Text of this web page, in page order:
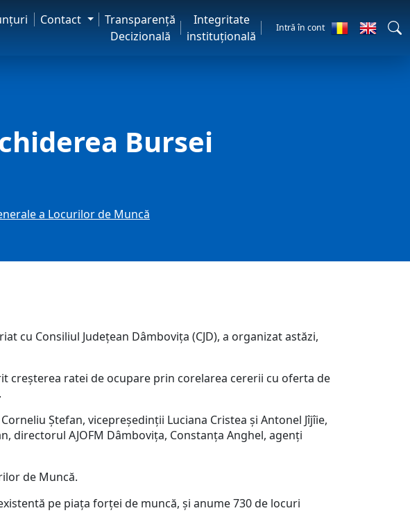
Contact
Transparență
Decizională
Integritate
instituțională
Intră în cont
Bursei
a Locurilor de Muncă
cu Consiliul Județean Dâmbovița (CJD), a organizat astăzi,
creșterea ratei de ocupare prin corelarea cererii cu oferta de
Ștefan, vicepreședinții Luciana Cristea și Antonel Jîjîie,
directorul AJOFM Dâmbovița, Constanța Anghel, agenți
de Muncă.
pe piața forței de muncă, și anume 730 de locuri